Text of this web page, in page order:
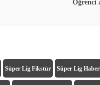
Öğrenci
Süper Lig Fikstür Süper Lig